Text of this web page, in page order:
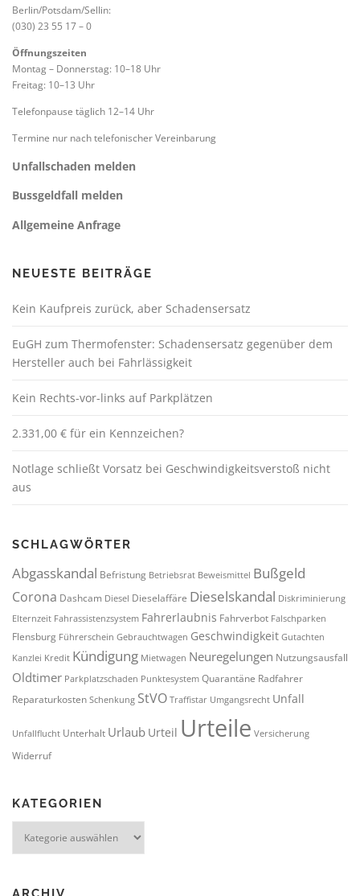
Berlin/Potsdam/Sellin:
(030) 23 55 17 – 0
Öffnungszeiten
Montag – Donnerstag: 10–18 Uhr
Freitag: 10–13 Uhr
Telefonpause täglich 12–14 Uhr
Termine nur nach telefonischer Vereinbarung
Unfallschaden melden
Bussgeldfall melden
Allgemeine Anfrage
NEUESTE BEITRÄGE
Kein Kaufpreis zurück, aber Schadensersatz
EuGH zum Thermofenster: Schadensersatz gegenüber dem
Hersteller auch bei Fahrlässigkeit
Kein Rechts-vor-links auf Parkplätzen
2.331,00 € für ein Kennzeichen?
Notlage schließt Vorsatz bei Geschwindigkeitsverstoß nicht
aus
SCHLAGWÖRTER
Abgasskandal Befristung Betriebsrat Beweismittel Bußgeld
Corona Dashcam Diesel Dieselaffäre Dieselskandal Diskriminierung
Elternzeit Fahrassistenzsystem Fahrerlaubnis Fahrverbot Falschparken
Flensburg Führerschein Gebrauchtwagen Geschwindigkeit Gutachten
Kanzlei Kredit Kündigung Mietwagen Neuregelungen Nutzungsausfall
Oldtimer Parkplatzschaden Punktesystem Quarantäne Radfahrer
Reparaturkosten Schenkung StVO Traffistar Umgangsrecht Unfall
Unfallflucht Unterhalt Urlaub Urteil Urteile Versicherung
Widerruf
KATEGORIEN